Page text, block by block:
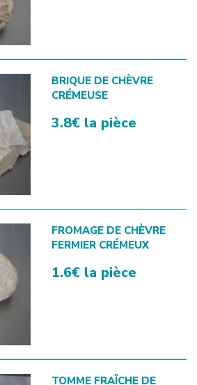
BRIQUE DE CHÈVRE
CRÉMEUSE
3.8€ la pièce
FROMAGE DE CHÈVRE
FERMIER CRÉMEUX
1.6€ la pièce
TOMME FRAÎCHE DE